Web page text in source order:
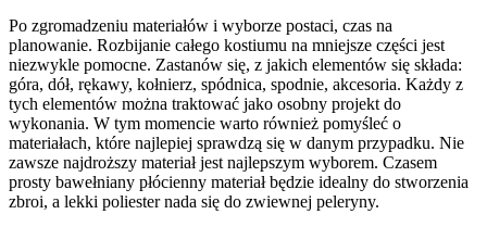
Po zgromadzeniu materiałów i wyborze postaci, czas na
planowanie. Rozbijanie całego kostiumu na mniejsze części jest
niezwykle pomocne. Zastanów się, z jakich elementów się składa:
góra, dół, rękawy, kołnierz, spódnica, spodnie, akcesoria. Każdy z
tych elementów można traktować jako osobny projekt do
wykonania. W tym momencie warto również pomyśleć o
materiałach, które najlepiej sprawdzą się w danym przypadku. Nie
zawsze najdroższy materiał jest najlepszym wyborem. Czasem
prosty bawełniany płócienny materiał będzie idealny do stworzenia
zbroi, a lekki poliester nada się do zwiewnej peleryny.